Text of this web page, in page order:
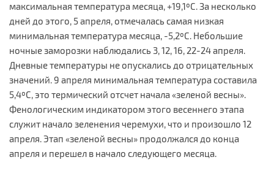
максимальная температура месяца, +19,1ºС. За несколько
дней до этого, 5 апреля, отмечалась самая низкая
минимальная температура месяца, -5,2ºС. Небольшие
ночные заморозки наблюдались 3, 12, 16, 22-24 апреля.
Дневные температуры не опускались до отрицательных
значений. 9 апреля минимальная температура составила
5,4ºС, это термический отсчет начала «зеленой весны».
Фенологическим индикатором этого весеннего этапа
служит начало зеленения черемухи, что и произошло 12
апреля. Этап «зеленой весны» продолжался до конца
апреля и перешел в начало следующего месяца.